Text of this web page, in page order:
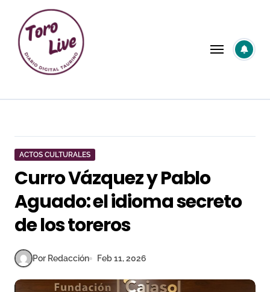
contenido
ACTOS CULTURALES
Curro Vázquez y Pablo
Aguado: el idioma secreto
de los toreros
Por Redacción Feb 11, 2026